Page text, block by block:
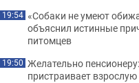
19:54 «Собаки не умеют
объяснил истинные
питомцев
19:50 Желательно
пристраивает